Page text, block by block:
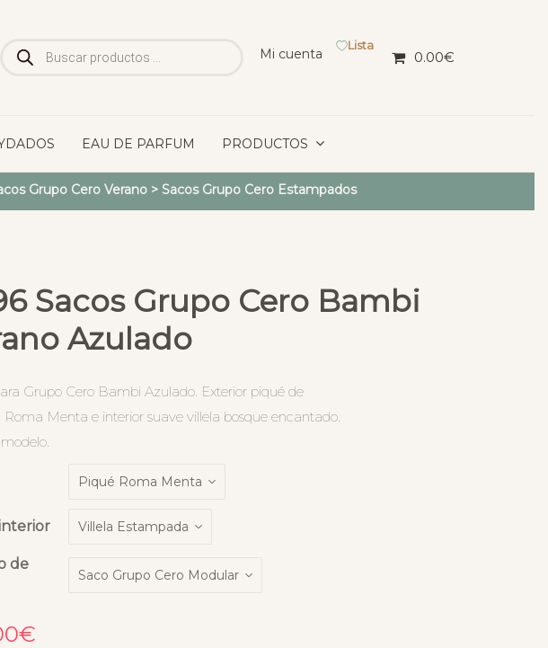
de
productos
Mi cuenta
Lista
0.00€
EAU DE PARFUM PRODUCTOS
Grupo Cero Verano> Sacos Grupo Cero Estampados
Sacos Grupo Cero Bambi
Azulado
Grupo Cero Bambi Azulado. Exterior piqué de
Roma Menta e interior suave villela bosque encantado.
de
€